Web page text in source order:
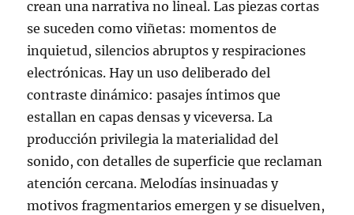
crean una narrativa no lineal. Las piezas cortas
se suceden como viñetas: momentos de
inquietud, silencios abruptos y respiraciones
electrónicas. Hay un uso deliberado del
contraste dinámico: pasajes íntimos que
estallan en capas densas y viceversa. La
producción privilegia la materialidad del
sonido, con detalles de superficie que reclaman
atención cercana. Melodías insinuadas y
motivos fragmentarios emergen y se disuelven,